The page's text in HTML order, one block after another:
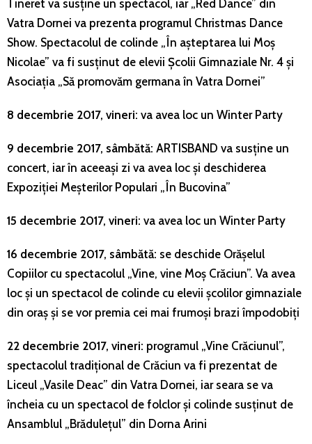
Tineret va susține un spectacol, iar „Red Dance” din
Vatra Dornei va prezenta programul Christmas Dance
Show. Spectacolul de colinde „În așteptarea lui Moș
Nicolae” va fi susținut de elevii Școlii Gimnaziale Nr. 4 și
Asociația „Să promovăm germana în Vatra Dornei”
8 decembrie 2017, vineri: va avea loc un Winter Party
9 decembrie 2017, sâmbătă: ARTISBAND va susține un
concert, iar în aceeași zi va avea loc și deschiderea
Expoziției Meșterilor Populari „În Bucovina”
15 decembrie 2017, vineri: va avea loc un Winter Party
16 decembrie 2017, sâmbătă: se deschide Orășelul
Copiilor cu spectacolul „Vine, vine Moș Crăciun”. Va avea
loc și un spectacol de colinde cu elevii școlilor gimnaziale
din oraș și se vor premia cei mai frumoși brazi împodobiți
22 decembrie 2017, vineri: programul „Vine Crăciunul”,
spectacolul tradițional de Crăciun va fi prezentat de
Liceul „Vasile Deac” din Vatra Dornei, iar seara se va
încheia cu un spectacol de folclor și colinde susținut de
Ansamblul „Brădulețul” din Dorna Arini